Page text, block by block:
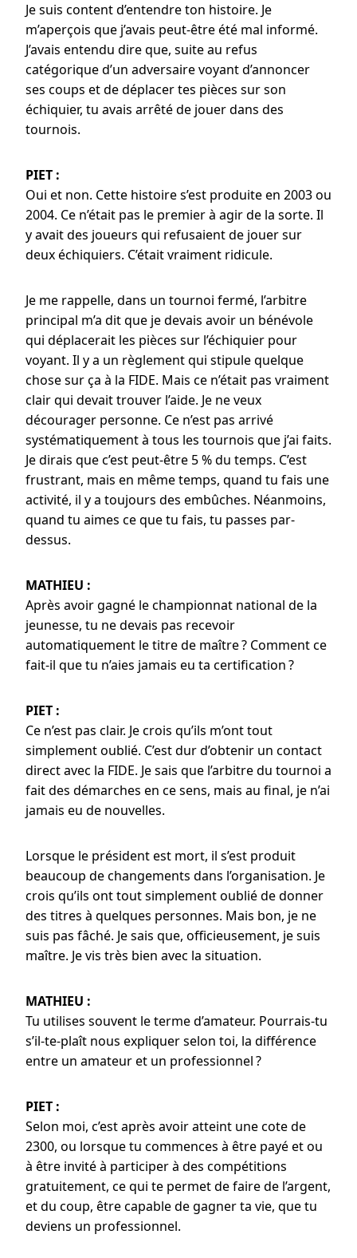
Je suis content d’entendre ton histoire. Je
m’aperçois que j’avais peut-être été mal informé.
J’avais entendu dire que, suite au refus
catégorique d’un adversaire voyant d’annoncer
ses coups et de déplacer tes pièces sur son
échiquier, tu avais arrêté de jouer dans des
tournois.
PIET :
Oui et non. Cette histoire s’est produite en 2003 ou
2004. Ce n’était pas le premier à agir de la sorte. Il
y avait des joueurs qui refusaient de jouer sur
deux échiquiers. C’était vraiment ridicule.
Je me rappelle, dans un tournoi fermé, l’arbitre
principal m’a dit que je devais avoir un bénévole
qui déplacerait les pièces sur l’échiquier pour
voyant. Il y a un règlement qui stipule quelque
chose sur ça à la FIDE. Mais ce n’était pas vraiment
clair qui devait trouver l’aide. Je ne veux
décourager personne. Ce n’est pas arrivé
systématiquement à tous les tournois que j’ai faits.
Je dirais que c’est peut-être 5 % du temps. C’est
frustrant, mais en même temps, quand tu fais une
activité, il y a toujours des embûches. Néanmoins,
quand tu aimes ce que tu fais, tu passes par-
dessus.
MATHIEU :
Après avoir gagné le championnat national de la
jeunesse, tu ne devais pas recevoir
automatiquement le titre de maître ? Comment ce
fait-il que tu n’aies jamais eu ta certification ?
PIET :
Ce n’est pas clair. Je crois qu’ils m’ont tout
simplement oublié. C’est dur d’obtenir un contact
direct avec la FIDE. Je sais que l’arbitre du tournoi a
fait des démarches en ce sens, mais au final, je n’ai
jamais eu de nouvelles.
Lorsque le président est mort, il s’est produit
beaucoup de changements dans l’organisation. Je
crois qu’ils ont tout simplement oublié de donner
des titres à quelques personnes. Mais bon, je ne
suis pas fâché. Je sais que, officieusement, je suis
maître. Je vis très bien avec la situation.
MATHIEU :
Tu utilises souvent le terme d’amateur. Pourrais-tu
s’il-te-plaît nous expliquer selon toi, la différence
entre un amateur et un professionnel ?
PIET :
Selon moi, c’est après avoir atteint une cote de
2300, ou lorsque tu commences à être payé et ou
à être invité à participer à des compétitions
gratuitement, ce qui te permet de faire de l’argent,
et du coup, être capable de gagner ta vie, que tu
deviens un professionnel.